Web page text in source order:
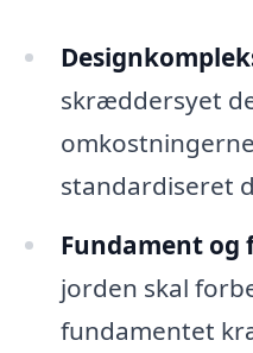
skræddersyet
standardiseret
Fundament og
jorden skal
fundamentet